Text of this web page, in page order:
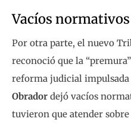
Vacíos normativos
Por otra parte, el nuevo
reconoció que la
reforma judicial
Obrador dejó vacíos
tuvieron que atender